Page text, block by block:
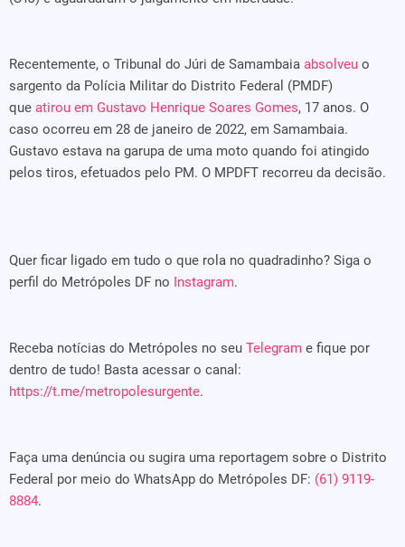
Recentemente, o Tribunal do Júri de Samambaia absolveu o
sargento da Polícia Militar do Distrito Federal (PMDF)
que atirou em Gustavo Henrique Soares Gomes, 17 anos. O
caso ocorreu em 28 de janeiro de 2022, em Samambaia.
Gustavo estava na garupa de uma moto quando foi atingido
pelos tiros, efetuados pelo PM. O MPDFT recorreu da decisão.
Quer ficar ligado em tudo o que rola no quadradinho? Siga o
perfil do Metrópoles DF no Instagram.
Receba notícias do Metrópoles no seu Telegram e fique por
dentro de tudo! Basta acessar o canal:
https://t.me/metropolesurgente.
Faça uma denúncia ou sugira uma reportagem sobre o Distrito
Federal por meio do WhatsApp do Metrópoles DF: (61) 9119-
8884.